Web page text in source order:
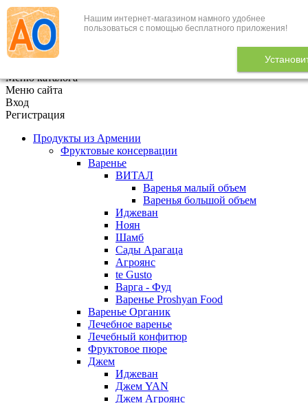
Нашим интернет-магазином намного удобнее
пользоваться с помощью бесплатного приложения!
+7 (495) 646-888-1
В корзине 0
Меню каталога
Меню сайта
Вход
Регистрация
Продукты из Армении
Фруктовые консервации
Варенье
ВИТАЛ
Варенья малый объем
Варенья большой объем
Иджеван
Ноян
Шамб
Сады Арагаца
Агроянс
te Gusto
Варга - Фуд
Варенье Proshyan Food
Варенье Органик
Лечебное варенье
Лечебный конфитюр
Фруктовое пюре
Джем
Иджеван
Джем YAN
Джем Агроянс